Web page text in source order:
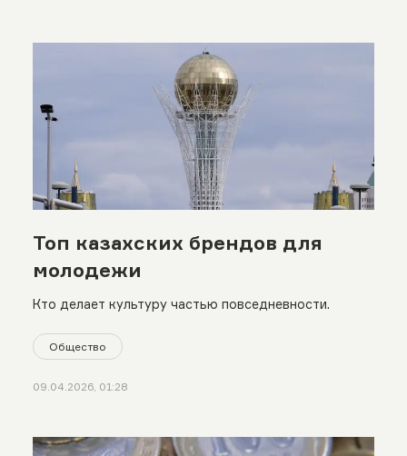
Топ казахских брендов для
молодежи
Кто делает культуру частью повседневности.
Общество
09.04.2026, 01:28